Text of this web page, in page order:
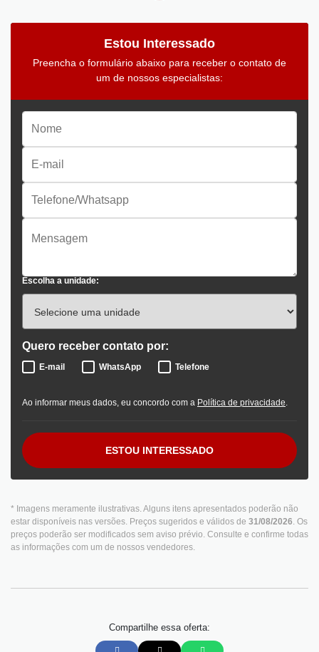
Estou Interessado
Preencha o formulário abaixo para receber o contato de
um de nossos especialistas:
Escolha a unidade:
Quero receber contato por:
E-mail WhatsApp Telefone
Ao informar meus dados, eu concordo com a Política de privacidade.
ESTOU INTERESSADO
* Imagens meramente ilustrativas. Alguns itens apresentados poderão não
estar disponíveis nas versões. Preços sugeridos e válidos de 31/08/2026. Os
preços poderão ser modificados sem aviso prévio. Consulte e confirme todas
as informações com um de nossos vendedores.
Compartilhe essa oferta: